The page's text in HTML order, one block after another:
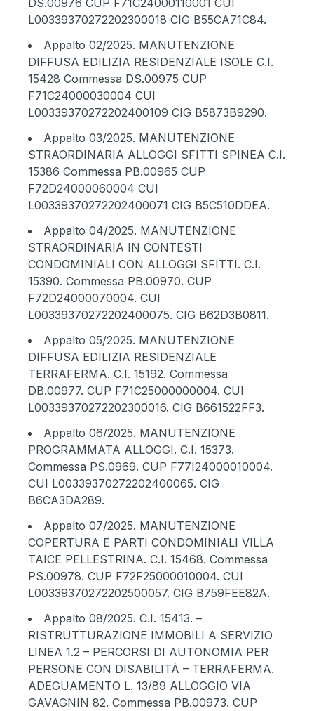
L00339370272202300018 CIG B55CA71C84.
Appalto 02/2025. MANUTENZIONE
DIFFUSA EDILIZIA RESIDENZIALE ISOLE C.I.
15428 Commessa DS.00975 CUP
F71C24000030004 CUI
L00339370272202400109 CIG B5873B9290.
Appalto 03/2025. MANUTENZIONE
STRAORDINARIA ALLOGGI SFITTI SPINEA C.I.
15386 Commessa PB.00965 CUP
F72D24000060004 CUI
L00339370272202400071 CIG B5C510DDEA.
Appalto 04/2025. MANUTENZIONE
STRAORDINARIA IN CONTESTI
CONDOMINIALI CON ALLOGGI SFITTI. C.I.
15390. Commessa PB.00970. CUP
F72D24000070004. CUI
L00339370272202400075. CIG B62D3B0811.
Appalto 05/2025. MANUTENZIONE
DIFFUSA EDILIZIA RESIDENZIALE
TERRAFERMA. C.I. 15192. Commessa
DB.00977. CUP F71C25000000004. CUI
L00339370272202300016. CIG B661522FF3.
Appalto 06/2025. MANUTENZIONE
PROGRAMMATA ALLOGGI. C.I. 15373.
Commessa PS.0969. CUP F77I24000010004.
CUI L00339370272202400065. CIG
B6CA3DA289.
Appalto 07/2025. MANUTENZIONE
COPERTURA E PARTI CONDOMINIALI VILLA
TAICE PELLESTRINA. C.I. 15468. Commessa
PS.00978. CUP F72F25000010004. CUI
L00339370272202500057. CIG B759FEE82A.
Appalto 08/2025. C.I. 15413. –
RISTRUTTURAZIONE IMMOBILI A SERVIZIO
LINEA 1.2 – PERCORSI DI AUTONOMIA PER
PERSONE CON DISABILITÀ – TERRAFERMA.
ADEGUAMENTO L. 13/89 ALLOGGIO VIA
GAVAGNIN 82. Commessa PB.00973. CUP